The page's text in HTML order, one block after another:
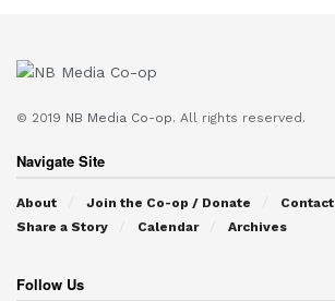
© 2019 NB Media Co-op. All rights reserved.
Navigate Site
About Join the Co-op / Donate
Contact
Share a Story
Calendar Archives
Follow Us